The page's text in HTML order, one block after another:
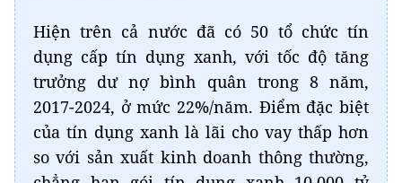
Hiện trên cả nước đã có 50 tổ chức tín
dụng cấp tín dụng xanh, với tốc độ tăng
trưởng dư nợ bình quân trong 8 năm,
2017-2024, ở mức 22%/năm. Điểm đặc biệt
của tín dụng xanh là lãi cho vay thấp hơn
so với sản xuất kinh doanh thông thường,